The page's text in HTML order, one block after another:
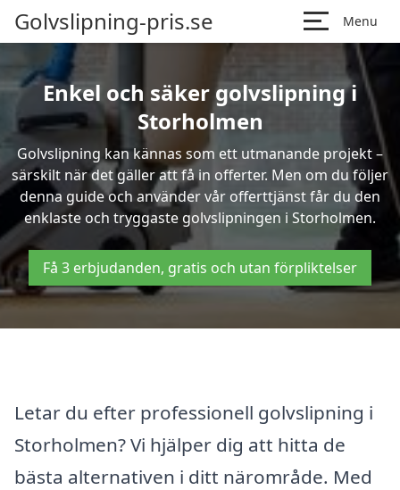
Golvslipning-pris.se Menu
Enkel och säker golvslipning i
Storholmen
Golvslipning kan kännas som ett utmanande projekt –
särskilt när det gäller att få in offerter. Men om du följer
denna guide och använder vår offerttjänst får du den
enklaste och tryggaste golvslipningen i Storholmen.
Få 3 erbjudanden, gratis och utan förpliktelser
Letar du efter professionell golvslipning i
Storholmen? Vi hjälper dig att hitta de
bästa alternativen i ditt närområde. Med